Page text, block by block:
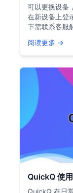
可以更换设备
在新设备上登
下需联系客服
阅读更多 →
QuickQ 使